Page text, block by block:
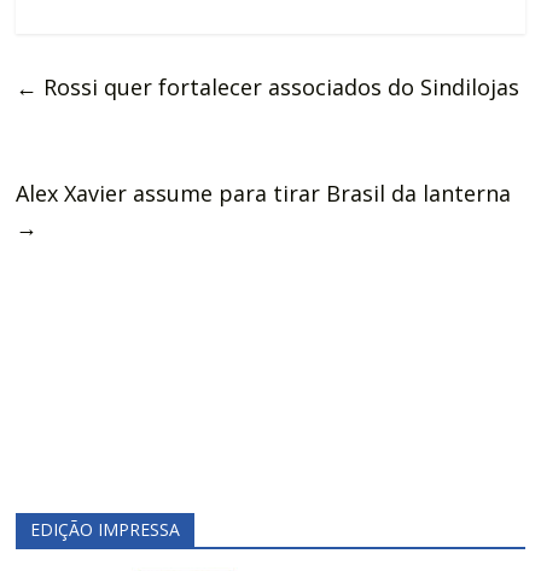
← Rossi quer fortalecer associados do Sindilojas
Alex Xavier assume para tirar Brasil da lanterna
→
EDIÇÃO IMPRESSA